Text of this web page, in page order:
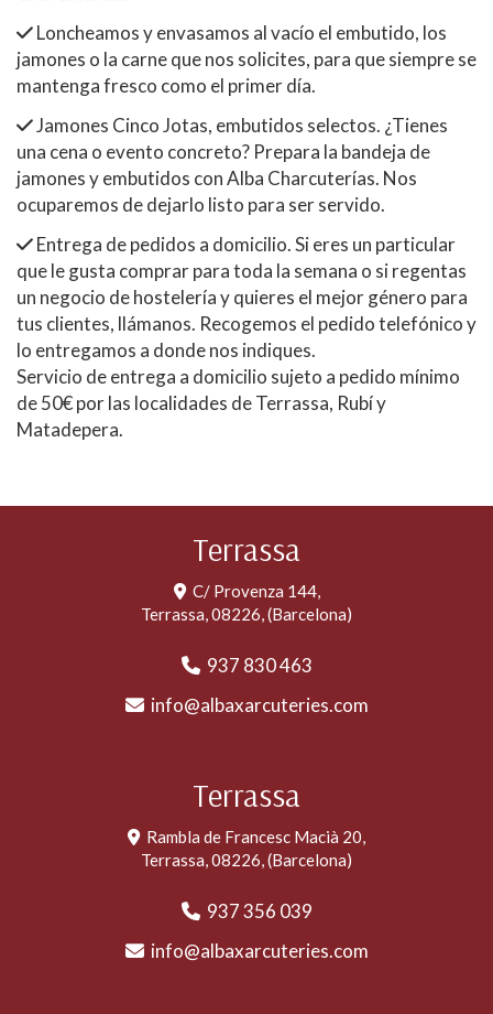
Loncheamos y envasamos al vacío el embutido, los
jamones o la carne que nos solicites, para que siempre se
mantenga fresco como el primer día.
Jamones Cinco Jotas, embutidos selectos. ¿Tienes
una cena o evento concreto? Prepara la bandeja de
jamones y embutidos con Alba Charcuterías. Nos
ocuparemos de dejarlo listo para ser servido.
Entrega de pedidos a domicilio. Si eres un particular
que le gusta comprar para toda la semana o si regentas
un negocio de hostelería y quieres el mejor género para
tus clientes, llámanos. Recogemos el pedido telefónico y
lo entregamos a donde nos indiques.
Servicio de entrega a domicilio sujeto a pedido mínimo
de 50€ por las localidades de Terrassa, Rubí y
Matadepera.
Terrassa
C/ Provenza 144,
Terrassa,08226,(Barcelona)
937 830 463
info
albaxarcuteries.com
Terrassa
Rambla de Francesc Macià 20,
Terrassa,08226,(Barcelona)
937 356 039
info
albaxarcuteries.com